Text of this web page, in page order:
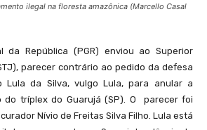
ilegal na floresta amazônica (Marcello Casal
da República (PGR) enviou ao Superior
parecer contrário ao pedido da defesa
Lula da Silva, vulgo Lula, para anular a
do tríplex do Guarujá (SP). O parecer foi
Nívio de Freitas Silva Filho. Lula está